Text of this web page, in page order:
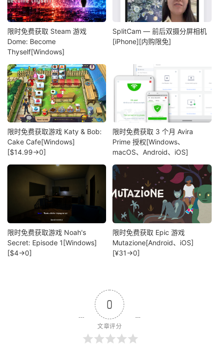
限时免费获取 Steam 游戏
Dome: Become
Thyself[Windows]
SplitCam — 前后双摄分屏相机
[iPhone][内购限免]
限时免费获取游戏 Katy & Bob:
Cake Cafe[Windows]
[$14.99→0]
限时免费获取 3 个月 Avira
Prime 授权[Windows、
macOS、Android、iOS]
限时免费获取游戏 Noah's
Secret: Episode 1[Windows]
[$4→0]
限时免费获取 Epic 游戏
Mutazione[Android、iOS]
[¥31→0]
0
文章评分